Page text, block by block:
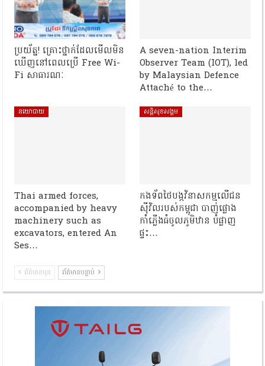
ប្រយ័ត្ន! គ្រោះថ្នាក់ដែលមើលមិន
ឃើញនៅពេលប្រើ Free Wi-
Fi សាធារណៈ
A seven-nation Interim
Observer Team (IOT), led
by Malaysian Defence
Attaché to the…
នយោបាយ
Thai armed forces,
accompanied by heavy
machinery such as
excavators, entered An
Ses…
សន្តិសុខសង្គម
កងទ័ពថៃបង្កវិនាសកម្មលើជន
ស៊ីវិលរបស់កម្ពុជា បាញ់ផ្លោង
កាំភ្លើងធំចូលភូមិឋាន បំផ្លាញ
ផ្ទះ…
ព័ត៌មានមុន ព័ត៌មានបន្ទាប់